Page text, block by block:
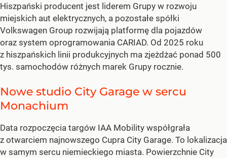
Hiszpański producent jest liderem Grupy w rozwoju
miejskich aut elektrycznych, a pozostałe spółki
Volkswagen Group rozwijają platformę dla pojazdów
oraz system oprogramowania CARIAD. Od 2025 roku
z hiszpańskich linii produkcyjnych ma zjeżdżać ponad 500
tys. samochodów różnych marek Grupy rocznie.
Nowe studio City Garage w sercu
Monachium
Data rozpoczęcia targów IAA Mobility współgrała
z otwarciem najnowszego Cupra City Garage. To lokalizacja
w samym sercu niemieckiego miasta. Powierzchnie City